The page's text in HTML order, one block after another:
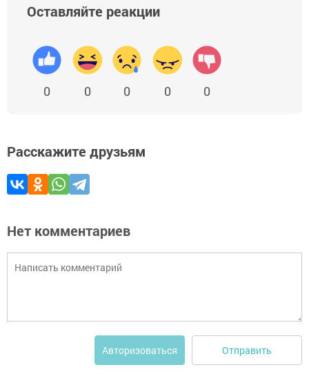
Оставляйте реакции
0 0 0 0 0
Расскажите друзьям
Нет комментариев
Авторизоваться Отправить